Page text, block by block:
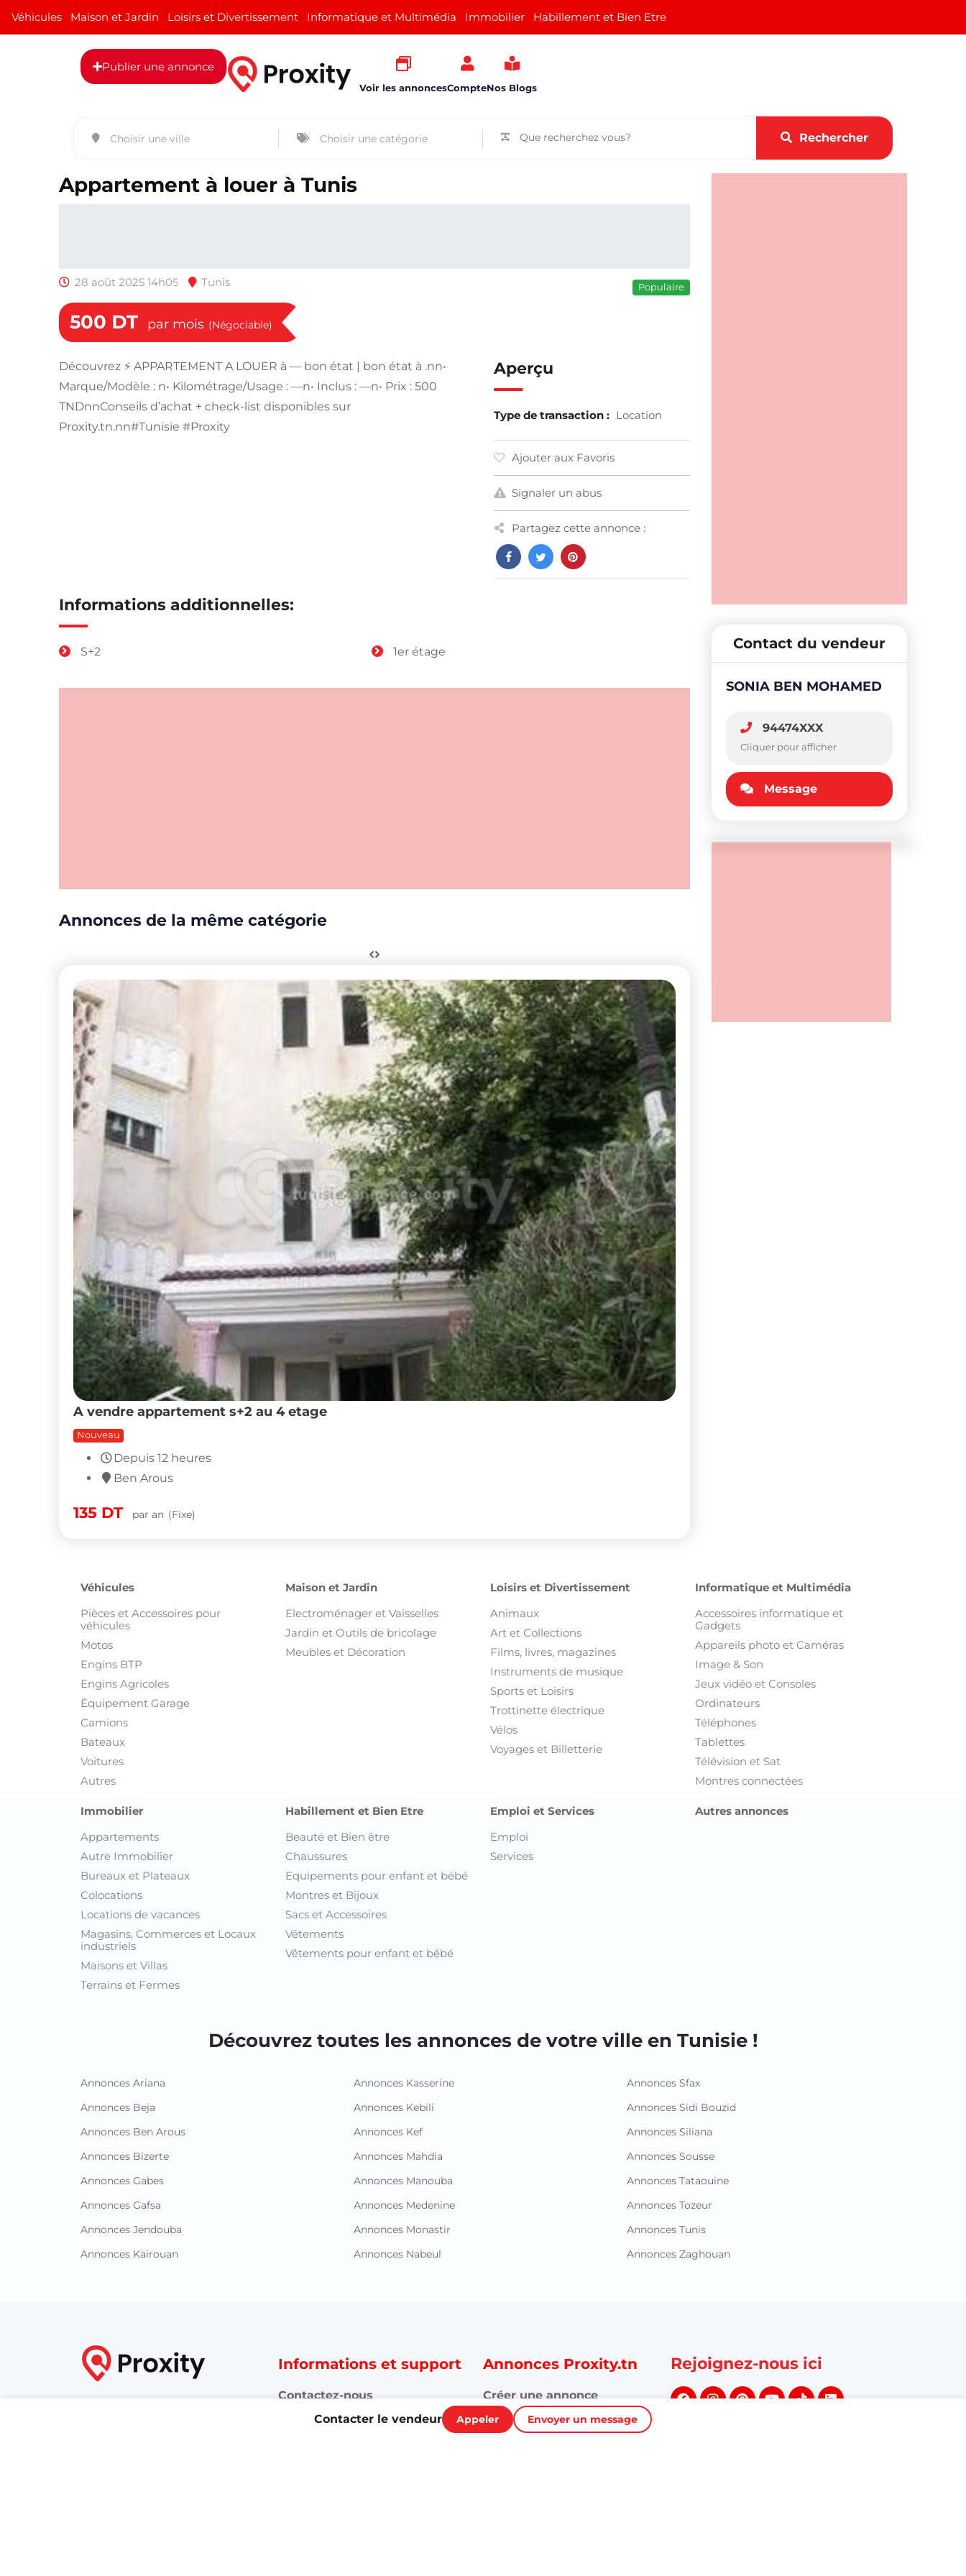
Contacter le vendeur Appeler Envoyer un message
Véhicules Maison et Jardin Loisirs et Divertissement Informatique et Multimédia Immobilier Habillement et Bien Etre
Publier une annonce
Voir les annoncesCompteNos Blogs
Rechercher
Appartement à louer à Tunis
28 août 2025 14h05 Tunis Populaire
500 DT par mois (Négociable)
Découvrez ⚡ APPARTEMENT A LOUER à — bon état | bon état à .nn•
Marque/Modèle : n• Kilométrage/Usage : —n• Inclus : —n• Prix : 500
TNDnnConseils d’achat + check-list disponibles sur
Proxity.tn.nn#Tunisie #Proxity
Aperçu
Type de transaction : Location
Ajouter aux Favoris
Signaler un abus
Partagez cette annonce :
Informations additionnelles:
S+2 1er étage
Annonces de la même catégorie
A vendre appartement s+2 au 4 etage
Nouveau
Depuis 12 heures
Ben Arous
135 DT par an (Fixe)
Contact du vendeur
SONIA BEN MOHAMED
94474XXX
Cliquer pour afficher
Message
Véhicules
Pièces et Accessoires pour
véhicules
Motos
Engins BTP
Engins Agricoles
Équipement Garage
Camions
Bateaux
Voitures
Autres
Maison et Jardin
Electroménager et Vaisselles
Jardin et Outils de bricolage
Meubles et Décoration
Loisirs et Divertissement
Animaux
Art et Collections
Films, livres, magazines
Instruments de musique
Sports et Loisirs
Trottinette électrique
Vélos
Voyages et Billetterie
Informatique et Multimédia
Accessoires informatique et
Gadgets
Appareils photo et Caméras
Image & Son
Jeux vidéo et Consoles
Ordinateurs
Téléphones
Tablettes
Télévision et Sat
Montres connectées
Immobilier
Appartements
Autre Immobilier
Bureaux et Plateaux
Colocations
Locations de vacances
Magasins, Commerces et Locaux
industriels
Maisons et Villas
Terrains et Fermes
Habillement et Bien Etre
Beauté et Bien être
Chaussures
Equipements pour enfant et bébé
Montres et Bijoux
Sacs et Accessoires
Vêtements
Vêtements pour enfant et bébé
Emploi et Services
Emploi
Services
Autres annonces
Découvrez toutes les annonces de votre ville en Tunisie !
Annonces Ariana
Annonces Beja
Annonces Ben Arous
Annonces Bizerte
Annonces Gabes
Annonces Gafsa
Annonces Jendouba
Annonces Kairouan
Annonces Kasserine
Annonces Kebili
Annonces Kef
Annonces Mahdia
Annonces Manouba
Annonces Medenine
Annonces Monastir
Annonces Nabeul
Annonces Sfax
Annonces Sidi Bouzid
Annonces Siliana
Annonces Sousse
Annonces Tataouine
Annonces Tozeur
Annonces Tunis
Annonces Zaghouan
Informations et support
Contactez-nous
Annonces Proxity.tn
Créer une annonce
Toutes les annonces
Rejoignez-nous ici